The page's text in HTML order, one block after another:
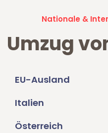
Nationale &
Umzug
EU-Ausland
Italien
Österreich